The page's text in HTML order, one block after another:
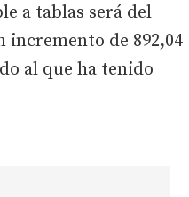
a tablas será del
incremento de 892,04
al que ha tenido